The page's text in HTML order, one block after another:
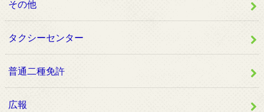
その他
タクシーセンター
普通二種免許
広報